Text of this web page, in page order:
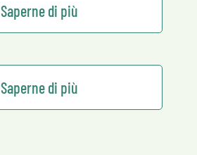
Saperne di più
Saperne di più